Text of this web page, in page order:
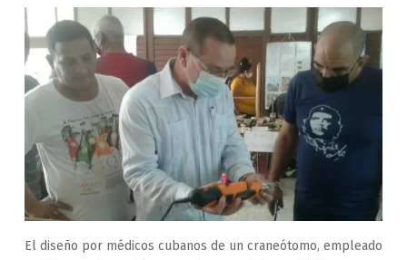
El diseño por médicos cubanos de un craneótomo, empleado